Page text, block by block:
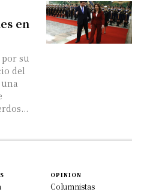
en
su
del
OPINION
Columnistas